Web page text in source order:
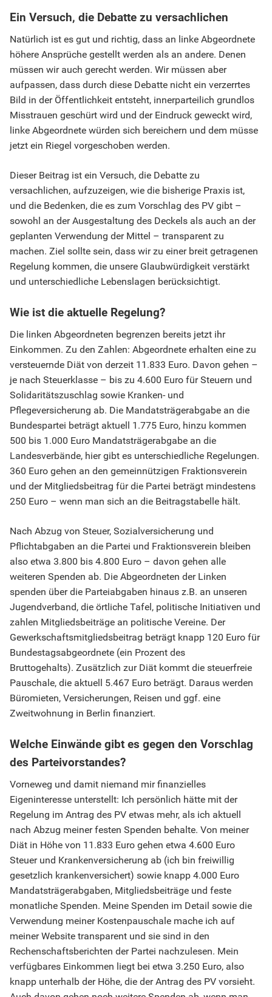
Ein Versuch, die Debatte zu versachlichen
Natürlich ist es gut und richtig, dass an linke Abgeordnete
höhere Ansprüche gestellt werden als an andere. Denen
müssen wir auch gerecht werden. Wir müssen aber
aufpassen, dass durch diese Debatte nicht ein verzerrtes
Bild in der Öffentlichkeit entsteht, innerparteilich grundlos
Misstrauen geschürt wird und der Eindruck geweckt wird,
linke Abgeordnete würden sich bereichern und dem müsse
jetzt ein Riegel vorgeschoben werden.
Dieser Beitrag ist ein Versuch, die Debatte zu
versachlichen, aufzuzeigen, wie die bisherige Praxis ist,
und die Bedenken, die es zum Vorschlag des PV gibt –
sowohl an der Ausgestaltung des Deckels als auch an der
geplanten Verwendung der Mittel – transparent zu
machen. Ziel sollte sein, dass wir zu einer breit getragenen
Regelung kommen, die unsere Glaubwürdigkeit verstärkt
und unterschiedliche Lebenslagen berücksichtigt.
Wie ist die aktuelle Regelung?
Die linken Abgeordneten begrenzen bereits jetzt ihr
Einkommen. Zu den Zahlen: Abgeordnete erhalten eine zu
versteuernde Diät von derzeit 11.833 Euro. Davon gehen –
je nach Steuerklasse – bis zu 4.600 Euro für Steuern und
Solidaritätszuschlag sowie Kranken- und
Pflegeversicherung ab. Die Mandatsträgerabgabe an die
Bundespartei beträgt aktuell 1.775 Euro, hinzu kommen
500 bis 1.000 Euro Mandatsträgerabgabe an die
Landesverbände, hier gibt es unterschiedliche Regelungen.
360 Euro gehen an den gemeinnützigen Fraktionsverein
und der Mitgliedsbeitrag für die Partei beträgt mindestens
250 Euro – wenn man sich an die Beitragstabelle hält.
Nach Abzug von Steuer, Sozialversicherung und
Pflichtabgaben an die Partei und Fraktionsverein bleiben
also etwa 3.800 bis 4.800 Euro – davon gehen alle
weiteren Spenden ab. Die Abgeordneten der Linken
spenden über die Parteiabgaben hinaus z.B. an unseren
Jugendverband, die örtliche Tafel, politische Initiativen und
zahlen Mitgliedsbeiträge an politische Vereine. Der
Gewerkschaftsmitgliedsbeitrag beträgt knapp 120 Euro für
Bundestagsabgeordnete (ein Prozent des
Bruttogehalts). Zusätzlich zur Diät kommt die steuerfreie
Pauschale, die aktuell 5.467 Euro beträgt. Daraus werden
Büromieten, Versicherungen, Reisen und ggf. eine
Zweitwohnung in Berlin finanziert.
Welche Einwände gibt es gegen den Vorschlag
des Parteivorstandes?
Vorneweg und damit niemand mir finanzielles
Eigeninteresse unterstellt: Ich persönlich hätte mit der
Regelung im Antrag des PV etwas mehr, als ich aktuell
nach Abzug meiner festen Spenden behalte. Von meiner
Diät in Höhe von 11.833 Euro gehen etwa 4.600 Euro
Steuer und Krankenversicherung ab (ich bin freiwillig
gesetzlich krankenversichert) sowie knapp 4.000 Euro
Mandatsträgerabgaben, Mitgliedsbeiträge und feste
monatliche Spenden. Meine Spenden im Detail sowie die
Verwendung meiner Kostenpauschale mache ich auf
meiner Website transparent und sie sind in den
Rechenschaftsberichten der Partei nachzulesen. Mein
verfügbares Einkommen liegt bei etwa 3.250 Euro, also
knapp unterhalb der Höhe, die der Antrag des PV vorsieht.